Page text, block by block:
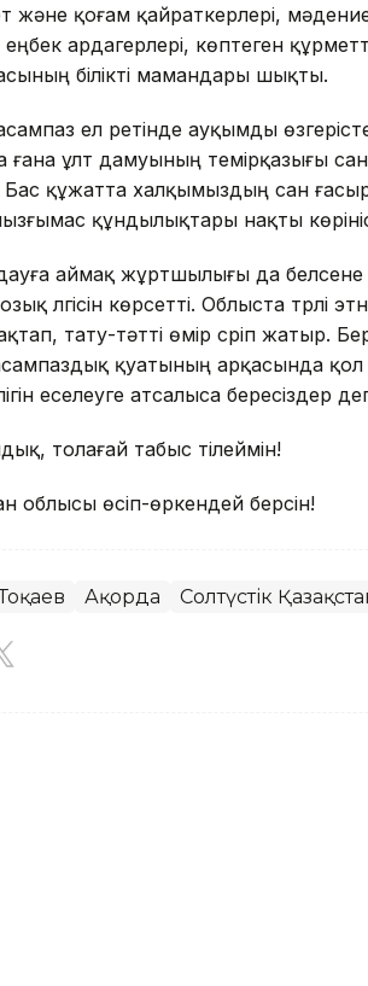
және қоғам қайраткерлері,
еңбек ардагерлері, көптеген
білікті мамандары шықты.
ел ретінде ауқымды
ғана ұлт дамуының темірқазығы
Бас құжатта халқымыздың сан
құндылықтары нақты
аймақ жұртшылығы да белсене
үлгісін көрсетті. Облыста түрлі
тату-тәтті өмір сүріп жатыр.
қуатының арқасында қол
еселеуге атсалыса бересіздер
толағай табыс тілеймін!
облысы өсіп-өркендей берсін!
Ақорда Солтүстік